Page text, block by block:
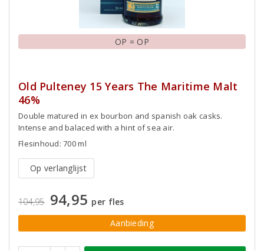
OP = OP
Old Pulteney 15 Years The Maritime Malt
46%
Double matured in ex bourbon and spanish oak casks.
Intense and balaced with a hint of sea air.
Flesinhoud: 700 ml
Op verlanglijst
104,95 94,95 per fles
Aanbieding